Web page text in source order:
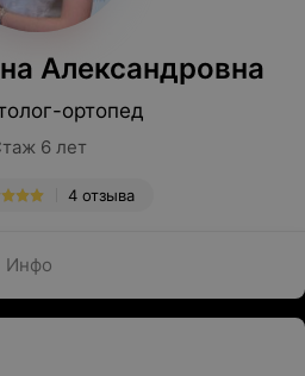
Александровна
ортопед
6 лет
4 отзыва
Инфо